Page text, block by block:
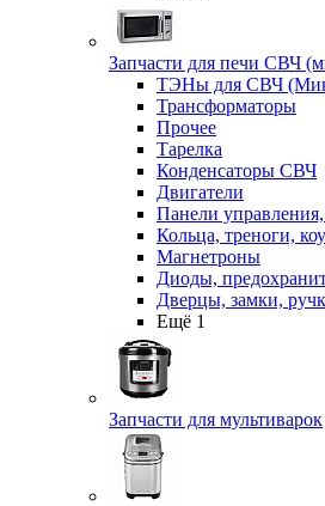
Запчасти для печи СВЧ
ТЭНы для СВЧ
Трансформаторы
Прочее
Тарелка
Конденсаторы СВЧ
Двигатели
Панели
Кольца, треноги,
Магнетроны
Диоды,
Дверцы, замки,
Ещё 1
Запчасти для мультиварок